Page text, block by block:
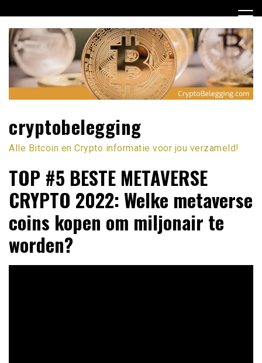
naar
inhoud
cryptobelegging
Alle Bitcoin en Crypto informatie voor jou verzameld!
TOP #5 BESTE METAVERSE
CRYPTO 2022: Welke metaverse
coins kopen om miljonair te
worden?